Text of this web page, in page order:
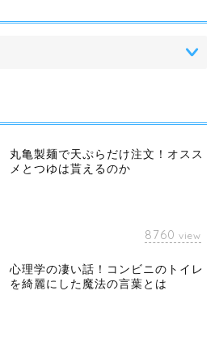
丸亀製麺で天ぷらだけ注文！オスス
メとつゆは貰えるのか
8760 view
心理学の凄い話！コンビニのトイレ
を綺麗にした魔法の言葉とは